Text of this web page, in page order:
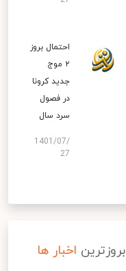
احتمال بروز
۲ موج
جدید کرونا
در فصول
سرد سال
1401/07/
27
بروزترین اخبار ها